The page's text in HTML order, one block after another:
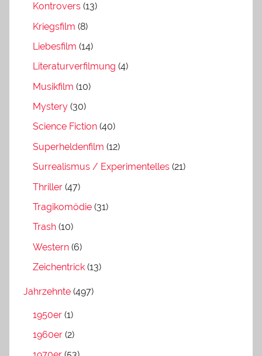
Kontrovers (13)
Kriegsfilm (8)
Liebesfilm (14)
Literaturverfilmung (4)
Musikfilm (10)
Mystery (30)
Science Fiction (40)
Superheldenfilm (12)
Surrealismus / Experimentelles (21)
Thriller (47)
Tragikomödie (31)
Trash (10)
Western (6)
Zeichentrick (13)
Jahrzehnte (497)
1950er (1)
1960er (2)